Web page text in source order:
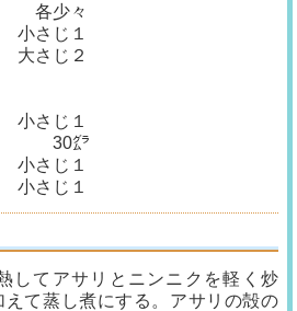
少々
小さじ１
さじ２
小さじ１
㌘
じ１
じ１
してアサリとニンニクを軽く炒
て蒸し煮にする。アサリの殻の